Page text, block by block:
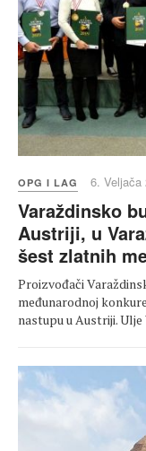
OPG I LAG 6. Veljača
Varaždinsko
Austriji, u
šest zlatnih
Proizvođači
međunarodnoj
nastupu u Austriji.